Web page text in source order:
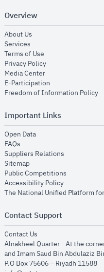
Overview
About Us
Services
Terms of Use
Privacy Policyopens in new
Media Centeropens in new
E-Participation
Freedom of Information Policy
Important Links
Open Dataopens in new window
FAQs
Suppliers Relations
Sitemapopens in new window
Public Competitions
Accessibility Policyopens in new
The National Unified Platform
Contact Support
Contact Us
Alnakheel Quarter - At the
and Imam Saud Bin Abdulaziz
P.O Box 75606 – Riyadh 11588